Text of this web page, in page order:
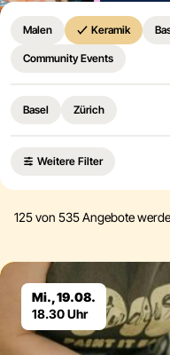
Malen
Keramik
Community Events
Basel Zürich
Weitere Filter
125von 535 Angebote
Mi., 19.08.
18.30 Uhr